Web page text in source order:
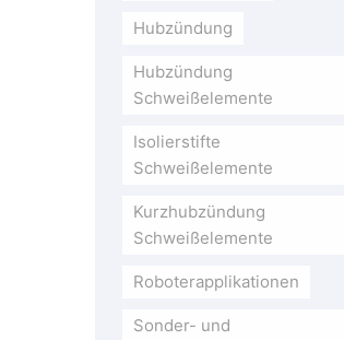
Hubzündung
Hubzündung
Schweißelemente
Isolierstifte
Schweißelemente
Kurzhubzündung
Schweißelemente
Roboterapplikationen
Sonder- und